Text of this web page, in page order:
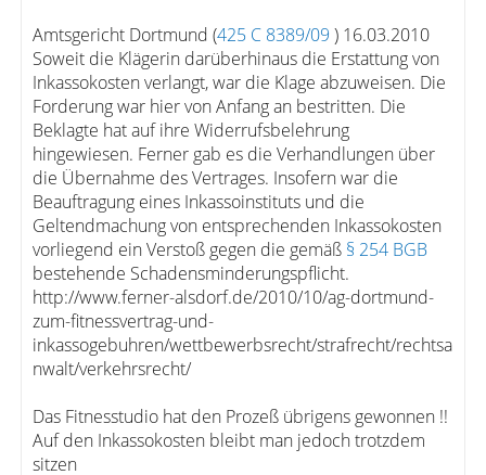
Amtsgericht Dortmund (425 C 8389/09 ) 16.03.2010
Soweit die Klägerin darüberhinaus die Erstattung von
Inkassokosten verlangt, war die Klage abzuweisen. Die
Forderung war hier von Anfang an bestritten. Die
Beklagte hat auf ihre Widerrufsbelehrung
hingewiesen. Ferner gab es die Verhandlungen über
die Übernahme des Vertrages. Insofern war die
Beauftragung eines Inkassoinstituts und die
Geltendmachung von entsprechenden Inkassokosten
vorliegend ein Verstoß gegen die gemäß § 254 BGB
bestehende Schadensminderungspflicht.
http://www.ferner-alsdorf.de/2010/10/ag-dortmund-
zum-fitnessvertrag-und-
inkassogebuhren/wettbewerbsrecht/strafrecht/rechtsa
nwalt/verkehrsrecht/
Das Fitnesstudio hat den Prozeß übrigens gewonnen !!
Auf den Inkassokosten bleibt man jedoch trotzdem
sitzen